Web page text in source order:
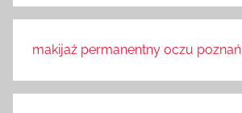
makijaż permanentny oczu poznań